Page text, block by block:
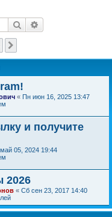
Поиск
« Пн июн 16, 2025 13:47
и получите
05, 2024 19:44
2026
« Сб сен 23, 2017 14:40